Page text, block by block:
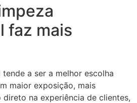
faz mais
a ser a melhor escolha
maior exposição, mais
na experiência de clientes,